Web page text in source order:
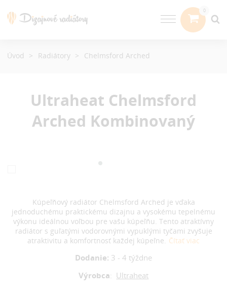
Ultraheat Chelmsford
Arched Kombinovaný
Kúpeľňový radiátor Chelmsford Arched je vďaka
jednoduchému praktickému dizajnu a vysokému tepelnému
výkonu ideálnou voľbou pre vašu kúpeľňu. Tento atraktívny
radiátor s guľatými vodorovnými vypuklými tyčami zvyšuje
atraktivitu a komfortnosť každej kúpeľne. Čítať viac
Dodanie: 3 - 4 týždne
Výrobca: Ultraheat
Úvod Radiátory Chelmsford Arched